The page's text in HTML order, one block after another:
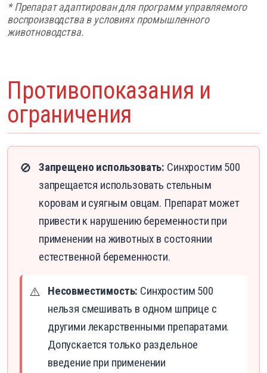
* Препарат адаптирован для программ управляемого
воспроизводства в условиях промышленного
животноводства.
Противопоказания и
ограничения
🚫 Запрещено использовать: Синхростим 500
запрещается использовать стельным
коровам и суягным овцам. Препарат может
привести к нарушению беременности при
применении на животных в состоянии
естественной беременности.
⚠️ Несовместимость: Синхростим 500
нельзя смешивать в одном шприце с
другими лекарственными препаратами.
Допускается только раздельное
введение при применении